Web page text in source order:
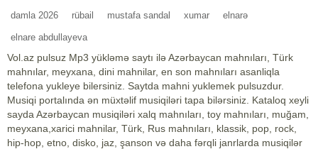
damla 2026 rübail mustafa sandal xumar elnarə
elnare abdullayeva
Vol.az pulsuz Mp3 yükləmə saytı ilə Azərbaycan mahnıları, Türk
mahnılar, meyxana, dini mahnilar, en son mahnıları asanliqla
telefona yukleye bilersiniz. Saytda mahni yuklemek pulsuzdur.
Musiqi portalında ən müxtəlif musiqiləri tapa bilərsiniz. Kataloq xeyli
sayda Azərbaycan musiqiləri xalq mahnıları, toy mahnıları, muğam,
meyxana,xarici mahnilar, Türk, Rus mahnıları, klassik, pop, rock,
hip-hop, etno, disko, jaz, şanson və daha fərqli janrlarda musiqilər